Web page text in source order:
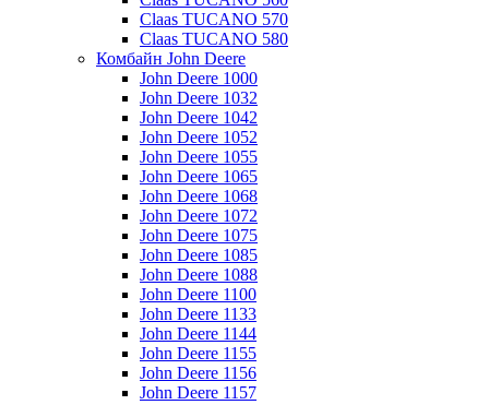
Claas TUCANO 570
Claas TUCANO 580
Комбайн John Deere
John Deere 1000
John Deere 1032
John Deere 1042
John Deere 1052
John Deere 1055
John Deere 1065
John Deere 1068
John Deere 1072
John Deere 1075
John Deere 1085
John Deere 1088
John Deere 1100
John Deere 1133
John Deere 1144
John Deere 1155
John Deere 1156
John Deere 1157